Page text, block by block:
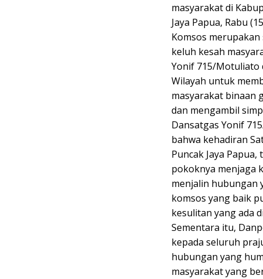
masyarakat di
Jaya Papua, Rabu
Komsos
keluh kesah
Yonif 715/Motuliato
Wilayah untuk
masyarakat binaan
dan mengambil
Dansatgas Yonif
bahwa kehadiran
Puncak Jaya
pokoknya menjaga
menjalin hubungan
komsos yang baik
kesulitan yang ada
Sementara itu,
kepada seluruh
hubungan yang
masyarakat yang